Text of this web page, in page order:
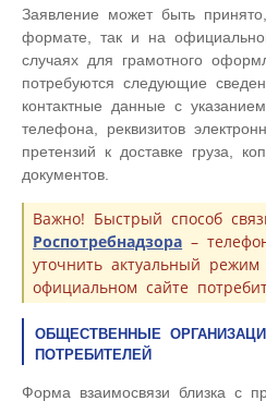
Заявление может быть
формате, так и на
случаях для грамотного
потребуются следующие
контактные данные с
телефона, реквизитов
претензий к доставке груза,
документов.
Важно! Быстрый способ
Роспотребнадзора –
уточнить актуальный
официальном сайте
ОБЩЕСТВЕННЫЕ
ПОТРЕБИТЕЛЕЙ
Форма взаимосвязи близка с